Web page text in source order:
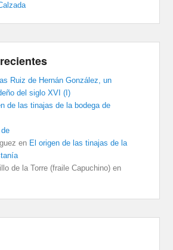
Ruiz de Hernán González, un
del siglo XVI (I)
de las tinajas de la bodega de
en El origen de las tinajas de la
de la Torre (fraile Capuchino) en